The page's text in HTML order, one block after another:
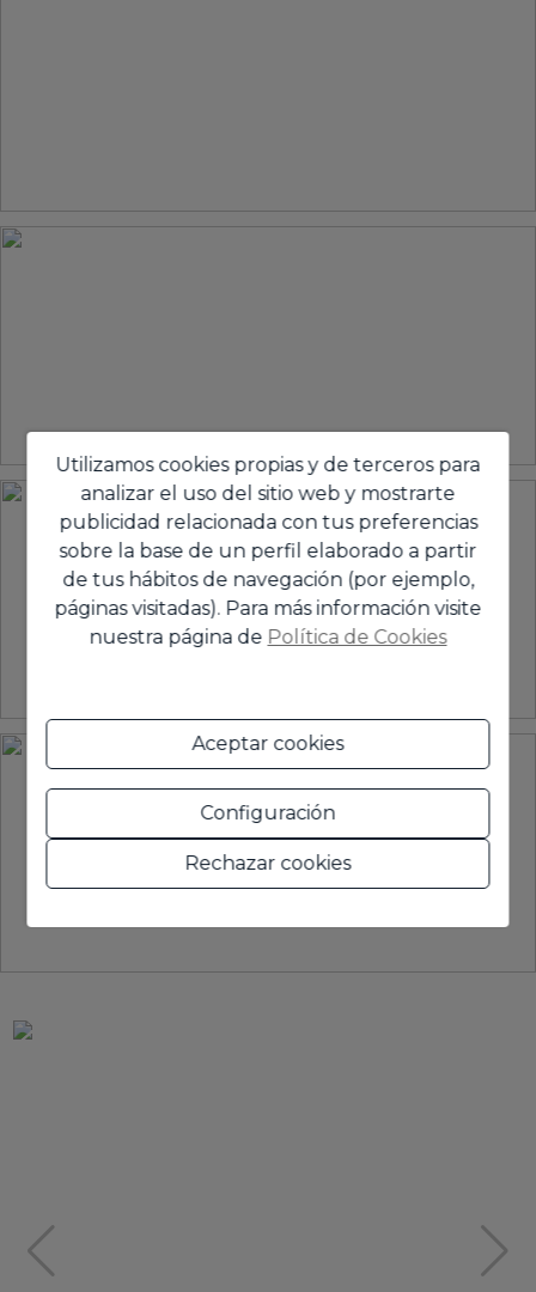
Utilizamos cookies propias y de terceros para
analizar el uso del sitio web y mostrarte
publicidad relacionada con tus preferencias
sobre la base de un perfil elaborado a partir
de tus hábitos de navegación (por ejemplo,
páginas visitadas). Para más información visite
nuestra página de Política de Cookies
Aceptar cookies
Configuración
Rechazar cookies